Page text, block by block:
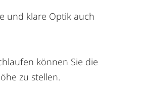
und klare Optik auch
können Sie die
zu stellen.